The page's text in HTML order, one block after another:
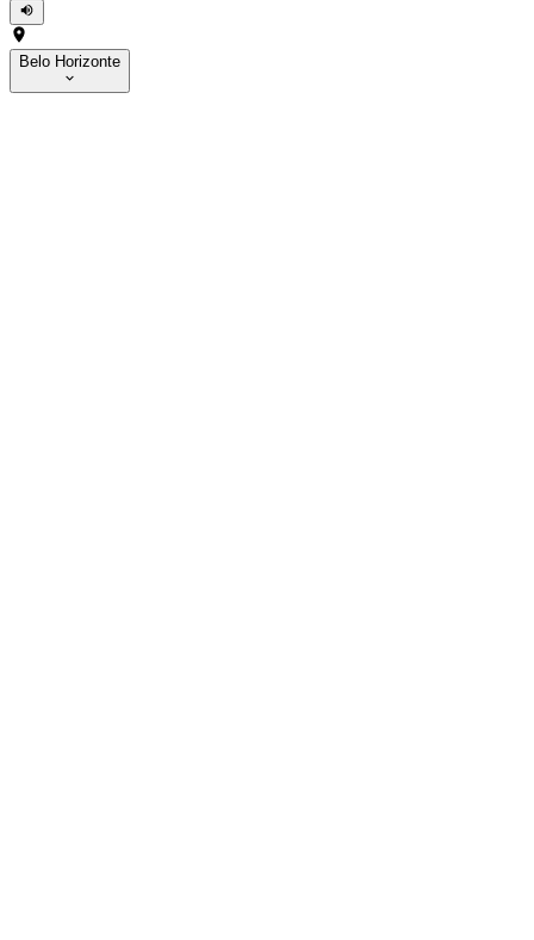
Belo Horizonte